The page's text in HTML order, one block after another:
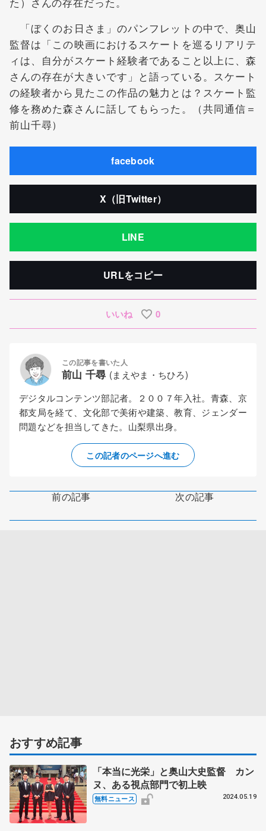
「ぼくのお日さま」のパンフレットの中で、奥山
監督は「この映画におけるスケートを巡るリアリテ
ィは、自分がスケート経験者であること以上に、森
さんの存在が大きいです」と語っている。スケート
の経験者から見たこの作品の魅力とは？スケート監
修を務めた森さんに話してもらった。（共同通信＝
前山千尋）
facebook
X（旧Twitter）
LINE
URLをコピー
いいね 0
この記事を書いた人
前山 千尋 (まえやま・ちひろ)
デジタルコンテンツ部記者。２００７年入社。青森、京
都支局を経て、文化部で美術や建築、教育、ジェンダー
問題などを担当してきた。山梨県出身。
この記者のページへ進む
前の記事 次の記事
おすすめ記事
「本当に光栄」と奥山大史監督 カン
ヌ、ある視点部門で初上映
無料ニュース 2024.05.19